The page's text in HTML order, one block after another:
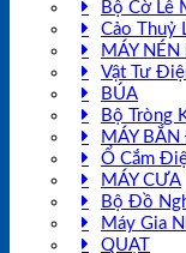
Bộ Cờ Lê
Cảo Thuỷ
MÁY NÉN
Vật Tư
BÚA
Bộ Tròng
MÁY
Ổ Cắm
MÁY CƯA
Bộ Đồ
Máy Gia
QUẠT